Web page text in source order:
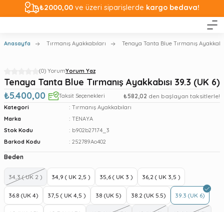
₺2000,00 ve üzeri siparişlerde kargo bedava!
Anasayfa Tırmanış Ayakkabıları Tenaya Tanta Blue Tırmanış
(0) YorumYorum Yaz
Tenaya Tanta Blue Tırmanış Ayakkabısı 39.3 (UK 6)
₺5.400,00
Taksit Seçenekleri ₺582,02 den başlayan taksitlerle!
Kategori
Tırmanış Ayakkabıları
Marka
TENAYA
Stok Kodu
b902b27174_3
Barkod Kodu
252789Ao402
Beden
34,3 ( UK 2 ) 34,9 ( UK 2,5 ) 35,6 ( UK 3 ) 36,2 ( UK 3,5 )
36.8 (UK 4) 37,5 ( UK 4,5 ) 38 (UK 5) 38.2 (UK 5.5) 39.3 (UK 6)